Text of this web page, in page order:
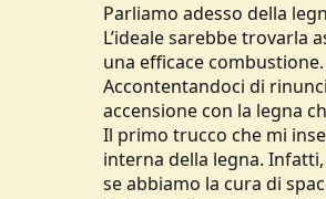
Parliamo adesso della
L’ideale sarebbe trovarla
una efficace combustione.
Accontentandoci di
accensione con la legna
Il primo trucco che mi
interna della legna.
se abbiamo la cura di